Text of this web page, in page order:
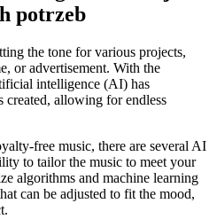
potrzeb
the tone for various projects,
or advertisement. With the
intelligence (AI) has
allowing for endless
free music, there are several AI
to tailor the music to meet your
algorithms and machine learning
can be adjusted to fit the mood,